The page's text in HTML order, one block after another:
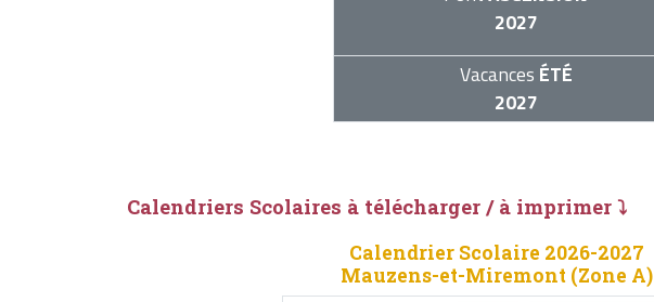
2027
Vacances ÉTÉ
2027
Calendriers Scolaires à télécharger / à imprimer ⤵
Calendrier Scolaire 2026-2027
Mauzens-et-Miremont (Zone A)